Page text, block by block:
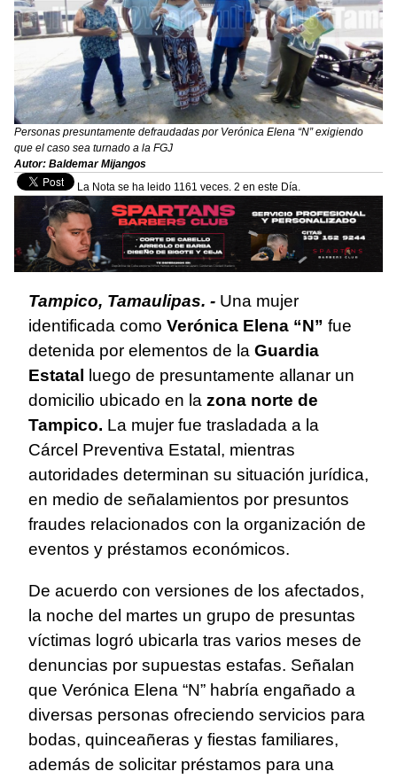
Personas presuntamente defraudadas por Verónica Elena “N” exigiendo
que el caso sea turnado a la FGJ
Autor: Baldemar Mijangos
La Nota se ha leido 1161 veces. 2 en este Día.
Tampico, Tamaulipas. - Una mujer
identificada como Verónica Elena “N” fue
detenida por elementos de la Guardia
Estatal
luego de presuntamente allanar un
domicilio ubicado en la zona norte de
Tampico. La mujer fue trasladada a la
Cárcel Preventiva Estatal, mientras
autoridades determinan su situación jurídica,
en medio de señalamientos por presuntos
fraudes relacionados con la organización de
eventos y préstamos económicos.
De acuerdo con versiones de los afectados,
la noche del martes un grupo de presuntas
víctimas logró ubicarla tras varios meses de
denuncias por supuestas estafas. Señalan
que Verónica Elena “N” habría engañado a
diversas personas ofreciendo servicios para
bodas, quinceañeras y fiestas familiares,
además de solicitar préstamos para una